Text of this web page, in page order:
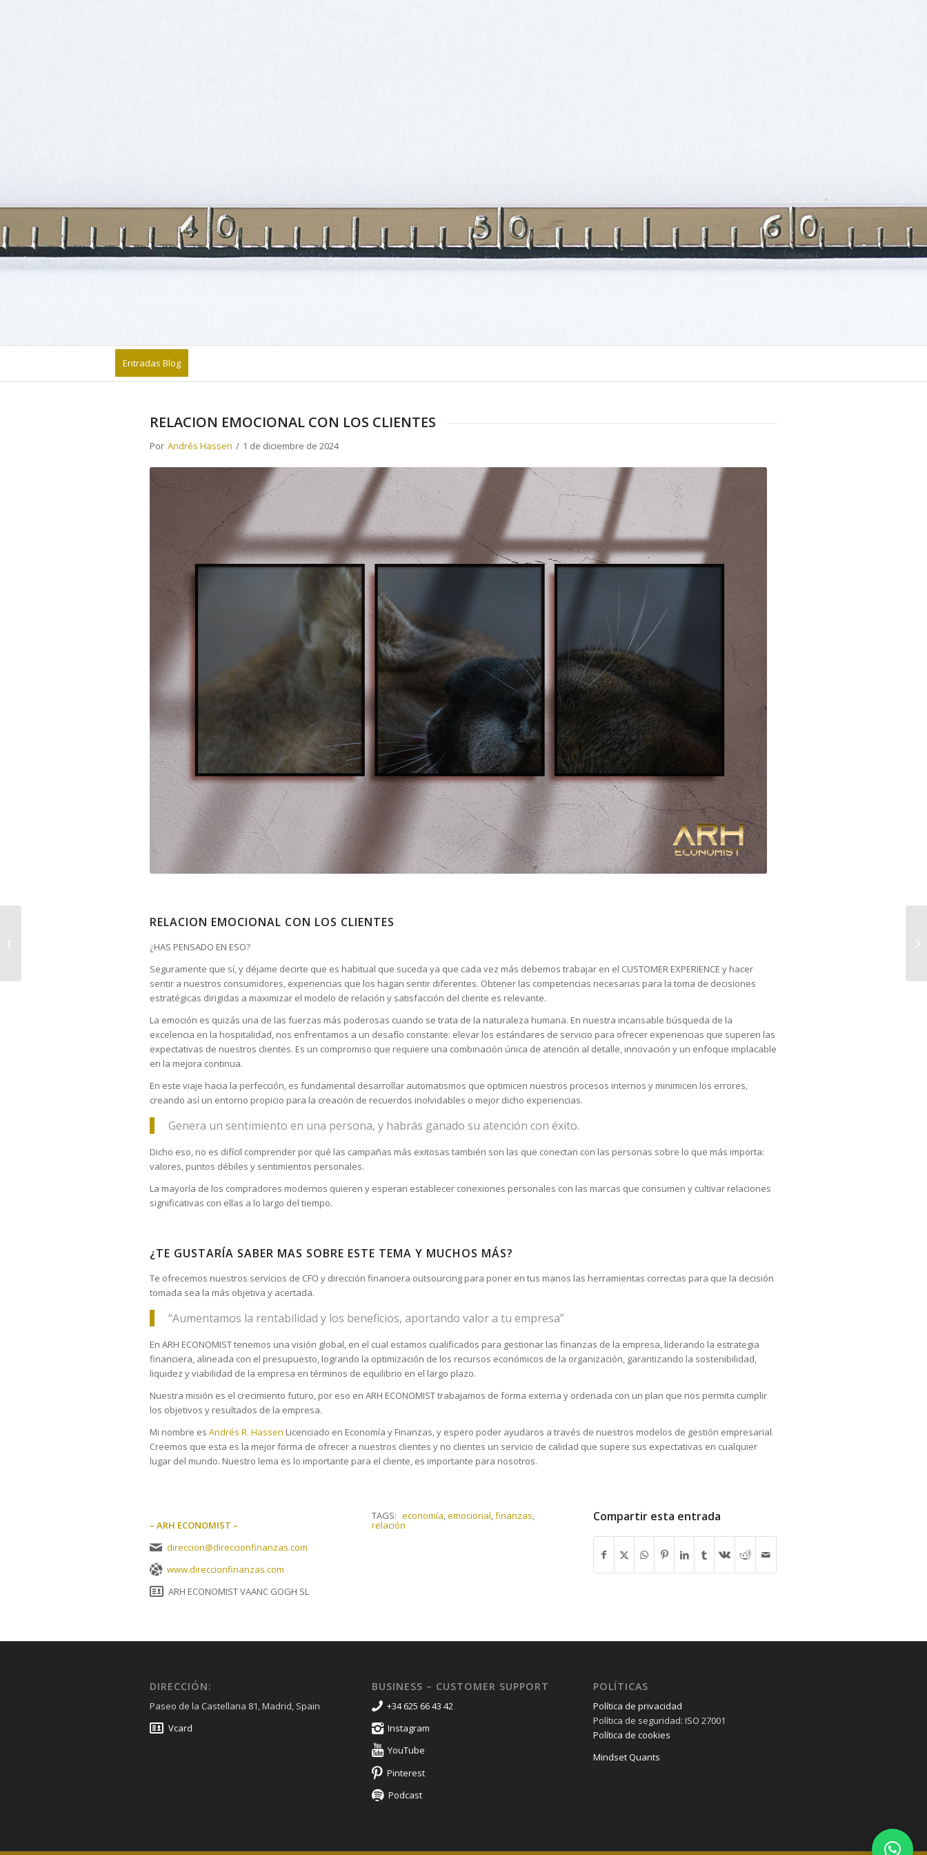
Entradas Blog
RELACION EMOCIONAL CON LOS CLIENTES
Por Andrés Hassen / 1 de diciembre de 2024
RELACION EMOCIONAL CON LOS CLIENTES
¿HAS PENSADO EN ESO?
Seguramente que sí, y déjame decirte que es habitual que suceda ya que cada vez más debemos trabajar en el CUSTOMER EXPERIENCE y hacer
sentir a nuestros consumidores, experiencias que los hagan sentir diferentes. Obtener las competencias necesarias para la toma de decisiones
estratégicas dirigidas a maximizar el modelo de relación y satisfacción del cliente es relevante.
La emoción es quizás una de las fuerzas más poderosas cuando se trata de la naturaleza humana. En nuestra incansable búsqueda de la
excelencia en la hospitalidad, nos enfrentamos a un desafío constante: elevar los estándares de servicio para ofrecer experiencias que superen las
expectativas de nuestros clientes. Es un compromiso que requiere una combinación única de atención al detalle, innovación y un enfoque implacable
en la mejora continua.
En este viaje hacia la perfección, es fundamental desarrollar automatismos que optimicen nuestros procesos internos y minimicen los errores,
creando así un entorno propicio para la creación de recuerdos inolvidables o mejor dicho experiencias.
Genera un sentimiento en una persona, y habrás ganado su atención con éxito.
Dicho eso, no es difícil comprender por qué las campañas más exitosas también son las que conectan con las personas sobre lo que más importa:
valores, puntos débiles y sentimientos personales.
La mayoría de los compradores modernos quieren y esperan establecer conexiones personales con las marcas que consumen y cultivar relaciones
significativas con ellas a lo largo del tiempo.
¿TE GUSTARÍA SABER MAS SOBRE ESTE TEMA Y MUCHOS MÁS?
Te ofrecemos nuestros servicios de CFO y dirección financiera outsourcing para poner en tus manos las herramientas correctas para que la decisión
tomada sea la más objetiva y acertada.
“Aumentamos la rentabilidad y los beneficios, aportando valor a tu empresa”
En ARH ECONOMIST tenemos una visión global, en el cual estamos cualificados para gestionar las finanzas de la empresa, liderando la estrategia
financiera, alineada con el presupuesto, logrando la optimización de los recursos económicos de la organización, garantizando la sostenibilidad,
liquidez y viabilidad de la empresa en términos de equilibrio en el largo plazo.
Nuestra misión es el crecimiento futuro, por eso en ARH ECONOMIST trabajamos de forma externa y ordenada con un plan que nos permita cumplir
los objetivos y resultados de la empresa.
Mi nombre es Andrés R. Hassen Licenciado en Economía y Finanzas, y espero poder ayudaros a través de nuestros modelos de gestión empresarial.
Creemos que esta es la mejor forma de ofrecer a nuestros clientes y no clientes un servicio de calidad que supere sus expectativas en cualquier
lugar del mundo. Nuestro lema es lo importante para el cliente, es importante para nosotros.
– ARH ECONOMIST –
direccion@direccionfinanzas.com
www.direccionfinanzas.com
ARH ECONOMIST VAANC GOGH SL
TAGS: economía,emocional,finanzas,
relación
Compartir esta entrada
DIRECCIÓN:
Paseo de la Castellana 81, Madrid, Spain
Vcard
BUSINESS – CUSTOMER SUPPORT
+34 625 66 43 42
Instagram
YouTube
Pinterest
Podcast
POLÍTICAS
Política de privacidad
Política de seguridad: ISO 27001
Política de cookies
Mindset Quants